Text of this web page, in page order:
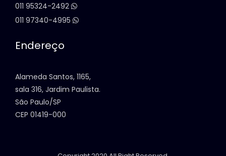
011 95324-2492
011 97340-4995
Endereço
Alameda Santos, 1165,
sala 316, Jardim Paulista.
São Paulo/SP
CEP 01419-000